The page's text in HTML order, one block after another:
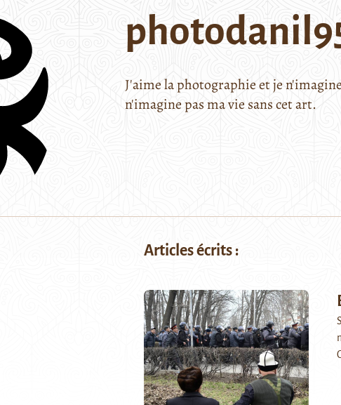
J'aime la photographie et je
n'imagine pas ma vie sans cet art.
Articles écrits :